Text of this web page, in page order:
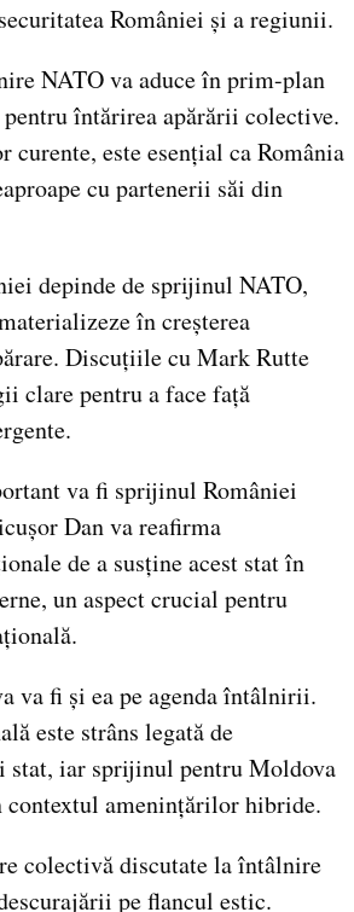
României și a regiunii.
NATO va aduce în prim-plan
întărirea apărării colective.
curente, este esențial ca România
cu partenerii săi din
depinde de sprijinul NATO,
în creșterea
Discuțiile cu Mark Rutte
clare pentru a face față
va fi sprijinul României
Dan va reafirma
de a susține acest stat în
un aspect crucial pentru
va fi și ea pe agenda întâlnirii.
este strâns legată de
stat, iar sprijinul pentru Moldova
amenințărilor hibride.
colectivă discutate la întâlnire
pe flancul estic.